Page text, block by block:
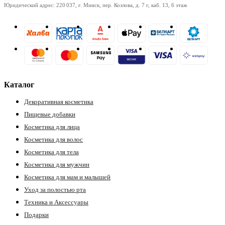
Юридический адрес: 220 037, г. Минск, пер. Козлова, д. 7 г, каб. 13, 6 этаж
Каталог
Декоративная косметика
Пищевые добавки
Косметика для лица
Косметика для волос
Косметика для тела
Косметика для мужчин
Косметика для мам и малышей
Уход за полостью рта
Техника и Аксессуары
Подарки